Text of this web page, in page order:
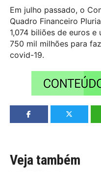
Em julho passado, o
Quadro Financeiro
1,074 biliões de euros e
750 mil milhões para
covid-19.
Veja também